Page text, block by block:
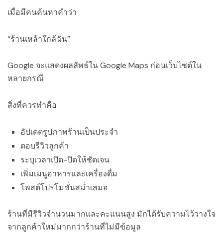
เมื่อมีคนค้นหาคำว่า
“ร้านเหล้าใกล้ฉัน”
Google จะแสดงผลลัพธ์ใน Google Maps ก่อนเว็บไซต์ใน
หลายกรณี
สิ่งที่ควรทำคือ
อัปเดตรูปภาพร้านเป็นประจำ
ตอบรีวิวลูกค้า
ระบุเวลาเปิด-ปิดให้ชัดเจน
เพิ่มเมนูอาหารและเครื่องดื่ม
โพสต์โปรโมชั่นสม่ำเสมอ
ร้านที่มีรีวิวจำนวนมากและคะแนนสูง มักได้รับความไว้วางใจ
จากลูกค้าใหม่มากกว่าร้านที่ไม่มีข้อมูล